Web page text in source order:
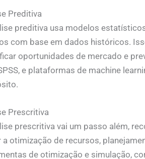
Preditiva
preditiva usa modelos
com base em dados históricos.
oportunidades de mercado e
e plataformas de machine
Prescritiva
prescritiva vai um passo além,
a otimização de recursos,
de otimização e simulação,